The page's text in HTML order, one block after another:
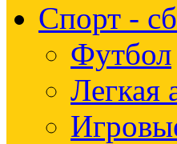
Спорт -
Футбол
Легкая